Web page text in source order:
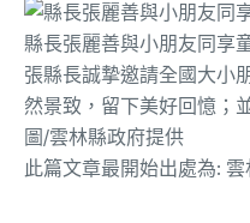
縣長張麗善與小朋友同享
張縣長誠摯邀請全國大小
然景致，留下美好回憶；
圖/雲林縣政府提供
此篇文章最開始出處為: 雲